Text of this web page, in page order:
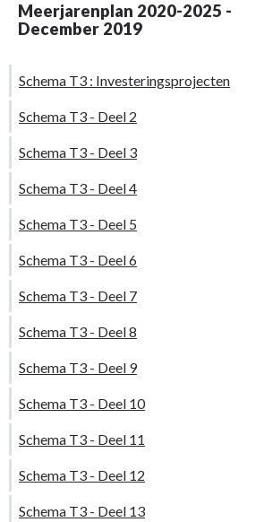
Meerjarenplan 2020-2025 -
December 2019
Schema T3 : Investeringsprojecten
Schema T3 - Deel 2
Schema T3 - Deel 3
Schema T3 - Deel 4
Schema T3 - Deel 5
Schema T3 - Deel 6
Schema T3 - Deel 7
Schema T3 - Deel 8
Schema T3 - Deel 9
Schema T3 - Deel 10
Schema T3 - Deel 11
Schema T3 - Deel 12
Schema T3 - Deel 13